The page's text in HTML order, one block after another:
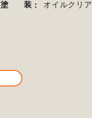
塗装
オイルクリア